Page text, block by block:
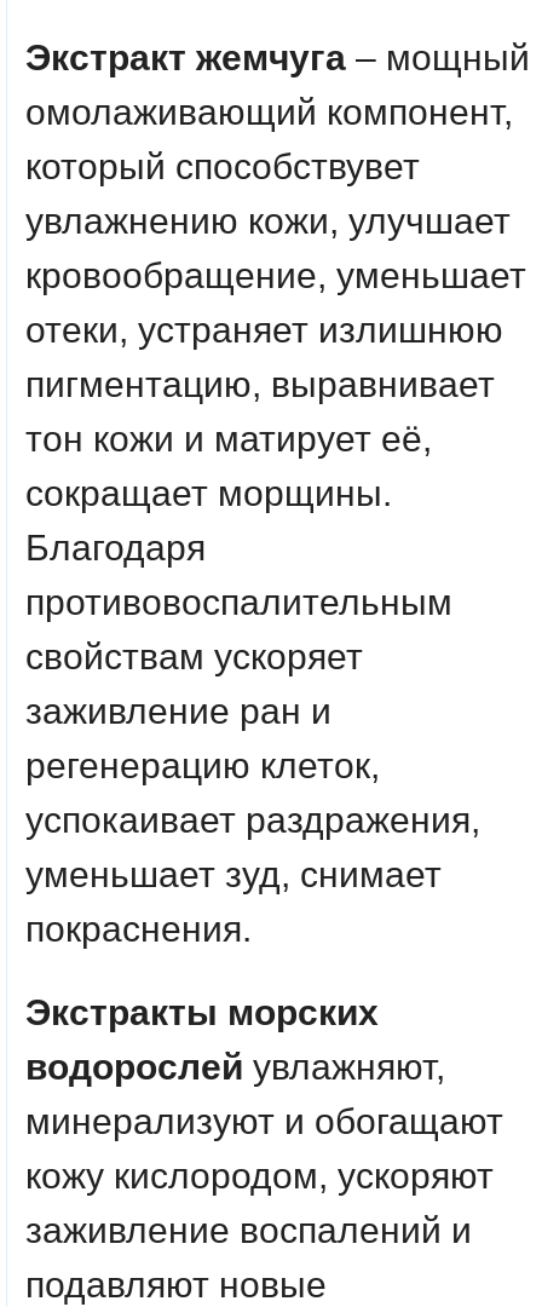
Экстракт жемчуга – мощный
омолаживающий компонент,
который способствувет
увлажнению кожи, улучшает
кровообращение, уменьшает
отеки, устраняет излишнюю
пигментацию, выравнивает
тон кожи и матирует её,
сокращает морщины.
Благодаря
противовоспалительным
свойствам ускоряет
заживление ран и
регенерацию клеток,
успокаивает раздражения,
уменьшает зуд, снимает
покраснения.
Экстракты морских
водорослей увлажняют,
минерализуют и обогащают
кожу кислородом, ускоряют
заживление воспалений и
подавляют новые